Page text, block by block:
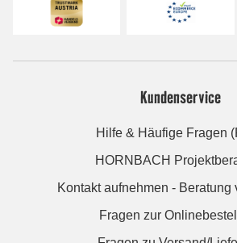
Kundenservice
Hilfe & Häufige Fragen
HORNBACH
Kontakt aufnehmen - Beratung
Fragen zur